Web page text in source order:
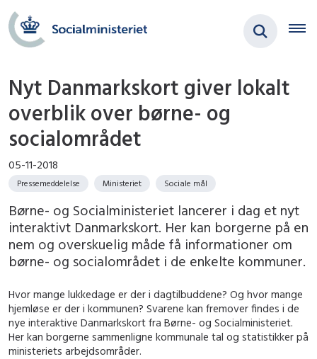
Nyt Danmarkskort giver lokalt
overblik over børne- og
socialområdet
05-11-2018
Pressemeddelelse Ministeriet Sociale mål
Børne- og Socialministeriet lancerer i dag et nyt
interaktivt Danmarkskort. Her kan borgerne på en
nem og overskuelig måde få informationer om
børne- og socialområdet i de enkelte kommuner.
Hvor mange lukkedage er der i dagtilbuddene? Og hvor mange
hjemløse er der i kommunen? Svarene kan fremover findes i de
nye interaktive Danmarkskort fra Børne- og Socialministeriet.
Her kan borgerne sammenligne kommunale tal og statistikker på
ministeriets arbejdsområder.